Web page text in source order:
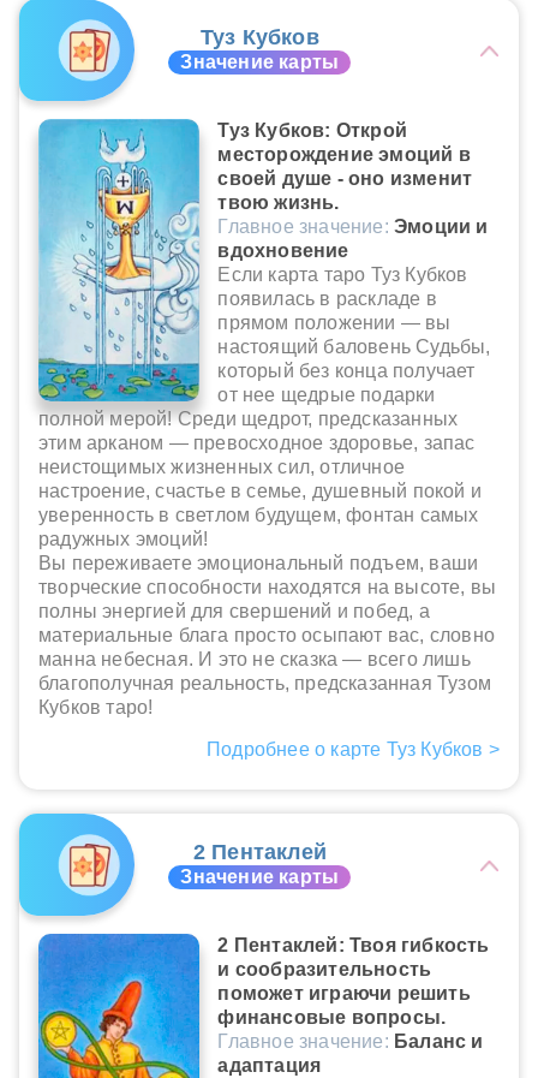
Туз Кубков
Значение карты
Туз Кубков: Открой
месторождение эмоций в
своей душе - оно изменит
твою жизнь.
Главное значение: Эмоции и
вдохновение
Если карта таро Туз Кубков
появилась в раскладе в
прямом положении — вы
настоящий баловень Судьбы,
который без конца получает
от нее щедрые подарки
полной мерой! Среди щедрот, предсказанных
этим арканом — превосходное здоровье, запас
неистощимых жизненных сил, отличное
настроение, счастье в семье, душевный покой и
уверенность в светлом будущем, фонтан самых
радужных эмоций!
Вы переживаете эмоциональный подъем, ваши
творческие способности находятся на высоте, вы
полны энергией для свершений и побед, а
материальные блага просто осыпают вас, словно
манна небесная. И это не сказка — всего лишь
благополучная реальность, предсказанная Тузом
Кубков таро!
Подробнее о карте Туз Кубков >
2 Пентаклей
Значение карты
2 Пентаклей: Твоя гибкость
и сообразительность
поможет играючи решить
финансовые вопросы.
Главное значение: Баланс и
адаптация